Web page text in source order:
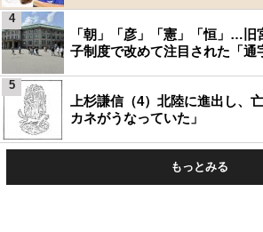
「朝」「彦」「憲」「恒」…旧
子制度で改めて注目された「通
4
上杉謙信（4）北陸に進出し、
カネがうなっていた」
5
もっとみる